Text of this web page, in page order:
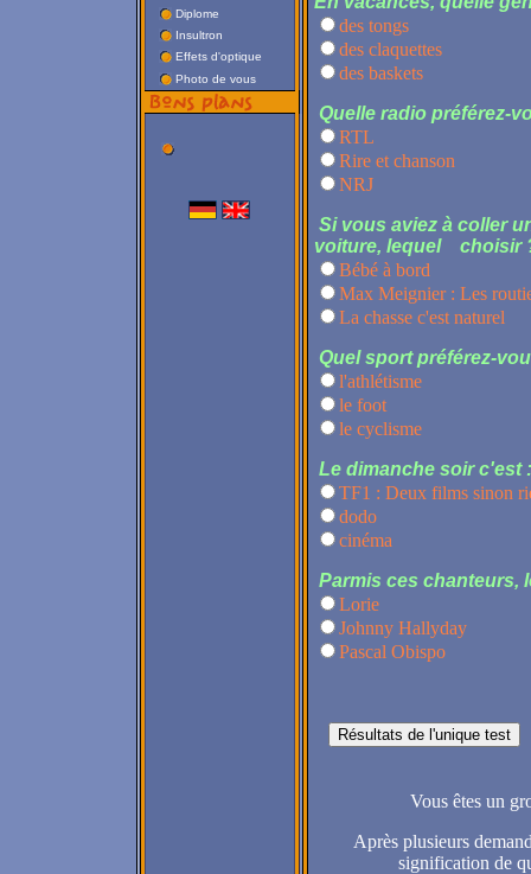
Diplome
Insultron
Effets d'optique
Photo de vous
des tongs
des claquettes
des baskets
Quelle radio préférez-
RTL
Rire et chanson
NRJ
Si vous aviez à coller
voiture, lequel choisir
Bébé à bord
Max Meignier : Les
La chasse c'est naturel
Quel sport préférez-
l'athlétisme
le foot
le cyclisme
Le dimanche soir c'est :
TF1 : Deux films sinon
dodo
cinéma
Parmis ces chanteurs,
Lorie
Johnny Hallyday
Pascal Obispo
Vous êtes un
Après plusieurs
signification de